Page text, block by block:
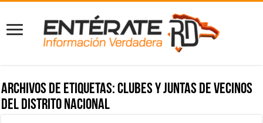
Archivos de etiquetas:clubes y juntas de vecinos
del Distrito Nacional